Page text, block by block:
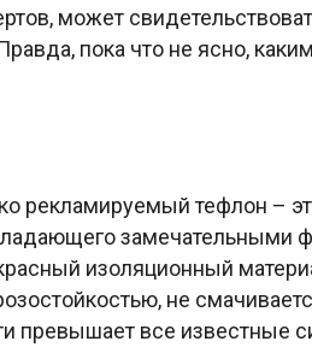
может
пока что не ясно,
рекламируемый тефлон –
замечательными
изоляционный
не
превышает все известные